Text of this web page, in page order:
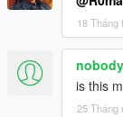
18 Tháng
is this
25 Tháng